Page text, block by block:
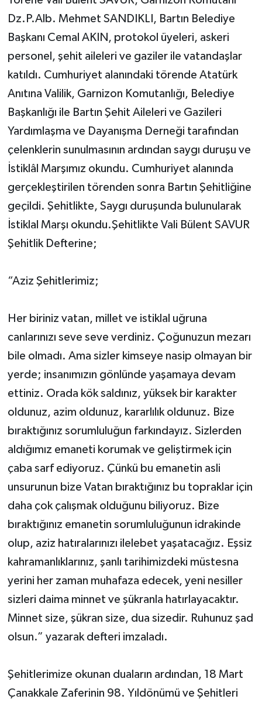
Dz.P.Alb. Mehmet SANDIKLI, Bartın Belediye
Başkanı Cemal AKIN, protokol üyeleri, askeri
personel, şehit aileleri ve gaziler ile vatandaşlar
katıldı. Cumhuriyet alanındaki törende Atatürk
Anıtına Valilik, Garnizon Komutanlığı, Belediye
Başkanlığı ile Bartın Şehit Aileleri ve Gazileri
Yardımlaşma ve Dayanışma Derneği tarafından
çelenklerin sunulmasının ardından saygı duruşu ve
İstiklâl Marşımız okundu. Cumhuriyet alanında
gerçekleştirilen törenden sonra Bartın Şehitliğine
geçildi. Şehitlikte, Saygı duruşunda bulunularak
İstiklal Marşı okundu.Şehitlikte Vali Bülent SAVUR
Şehitlik Defterine;
“Aziz Şehitlerimiz;
Her biriniz vatan, millet ve istiklal uğruna
canlarınızı seve seve verdiniz. Çoğunuzun mezarı
bile olmadı. Ama sizler kimseye nasip olmayan bir
yerde; insanımızın gönlünde yaşamaya devam
ettiniz. Orada kök saldınız, yüksek bir karakter
oldunuz, azim oldunuz, kararlılık oldunuz. Bize
bıraktığınız sorumluluğun farkındayız. Sizlerden
aldığımız emaneti korumak ve geliştirmek için
çaba sarf ediyoruz. Çünkü bu emanetin asli
unsurunun bize Vatan bıraktığınız bu topraklar için
daha çok çalışmak olduğunu biliyoruz. Bize
bıraktığınız emanetin sorumluluğunun idrakinde
olup, aziz hatıralarınızı ilelebet yaşatacağız. Eşsiz
kahramanlıklarınız, şanlı tarihimizdeki müstesna
yerini her zaman muhafaza edecek, yeni nesiller
sizleri daima minnet ve şükranla hatırlayacaktır.
Minnet size, şükran size, dua sizedir. Ruhunuz şad
olsun.” yazarak defteri imzaladı.
Şehitlerimize okunan duaların ardından, 18 Mart
Çanakkale Zaferinin 98. Yıldönümü ve Şehitleri
DÜNYA
YEREL